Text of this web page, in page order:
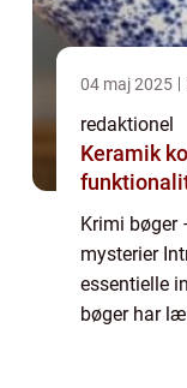
04 maj 2025
redaktionel
Keramik
Krimi bøger
mysterier
essentielle
bøger har